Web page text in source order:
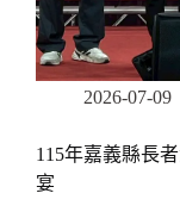
2026-07-09
115年嘉義縣長
宴